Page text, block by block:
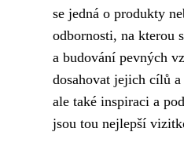
se jedná o produkty
odbornosti, na kterou
a budování pevných
dosahovat jejich cílů
ale také inspiraci a
jsou tou nejlepší